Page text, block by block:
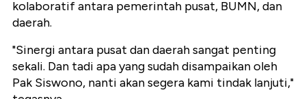
kolaboratif antara pemerintah pusat, BUMN, dan
daerah.
"Sinergi antara pusat dan daerah sangat penting
sekali. Dan tadi apa yang sudah disampaikan oleh
Pak Siswono, nanti akan segera kami tindak lanjuti,"